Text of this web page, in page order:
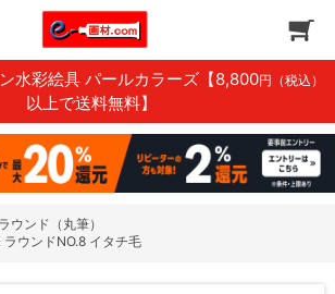
水彩絵具 パールカラーズ 【8,800円（税込）
以上で送料無料】
ウンド（丸筆）
ウンドNO.8 イタチ毛